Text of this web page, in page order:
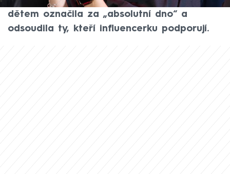
dětem označila za „absolutní dno“ a
odsoudila ty, kteří influencerku podporují.